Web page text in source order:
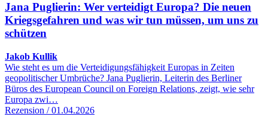
Jana Puglierin: Wer verteidigt Europa? Die neuen
Kriegsgefahren und was wir tun müssen, um uns zu
schützen
Jakob Kullik
Wie steht es um die Verteidigungsfähigkeit Europas in Zeiten
geopolitischer Umbrüche? Jana Puglierin, Leiterin des Berliner
Büros des European Council on Foreign Relations, zeigt, wie sehr
Europa zwi…
Rezension / 01.04.2026